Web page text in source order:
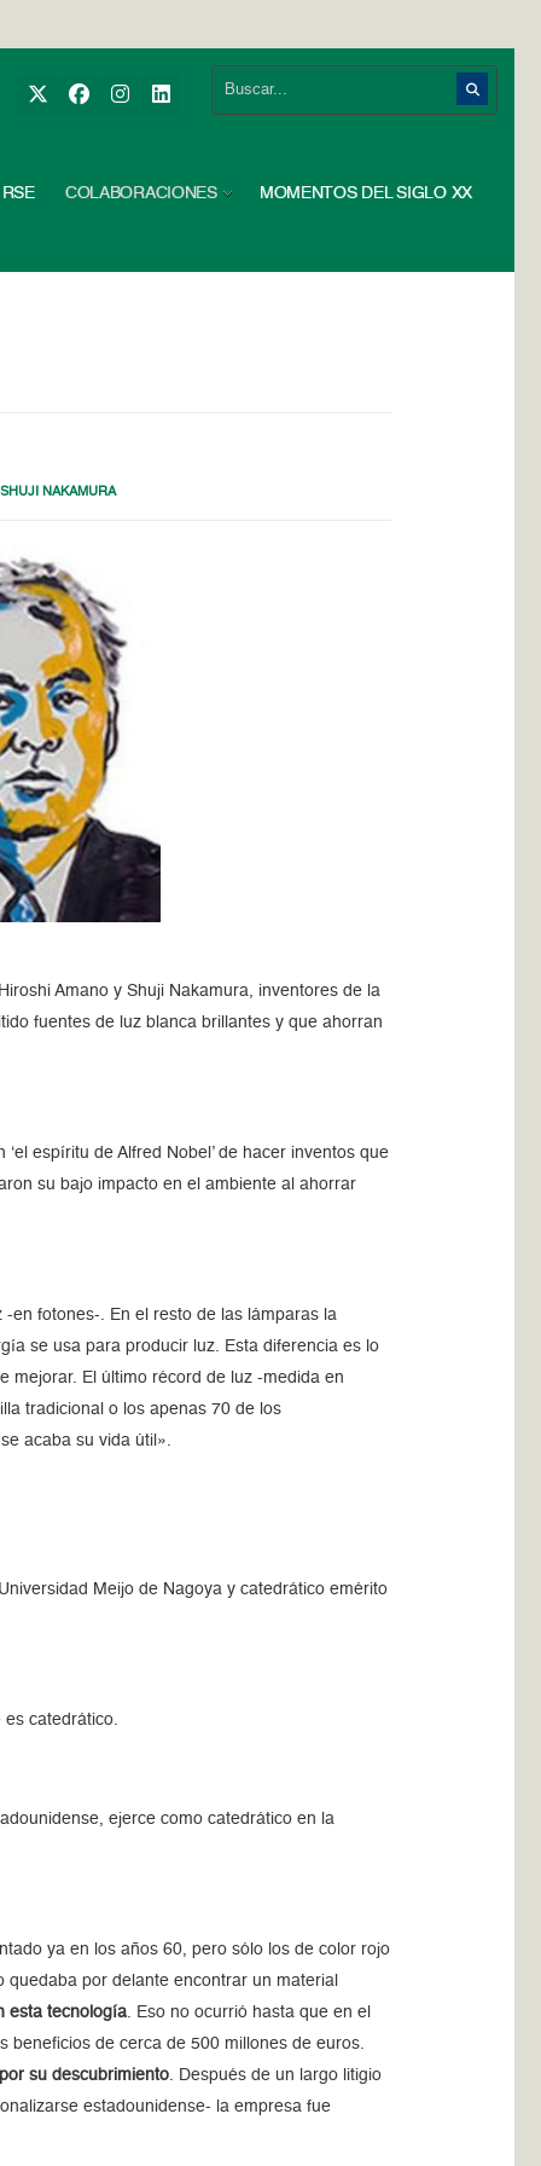
RSE COLABORACIONES MOMENTOS DEL SIGLO XX
SHUJI NAKAMURA
Amano y Shuji Nakamura, inventores de la
fuentes de luz blanca brillantes y que ahorran
espíritu de Alfred Nobel’ de hacer inventos que
su bajo impacto en el ambiente al ahorrar
en fotones-. En el resto de las lámparas la
se usa para producir luz. Esta diferencia es lo
mejorar. El último récord de luz -medida en
tradicional o los apenas 70 de los
acaba su vida útil».
Meijo de Nagoya y catedrático emérito
es catedrático.
ejerce como catedrático en la
ya en los años 60, pero sólo los de color rojo
por delante encontrar un material
esta tecnología. Eso no ocurrió hasta que en el
beneficios de cerca de 500 millones de euros.
su descubrimiento. Después de un largo litigio
estadounidense- la empresa fue